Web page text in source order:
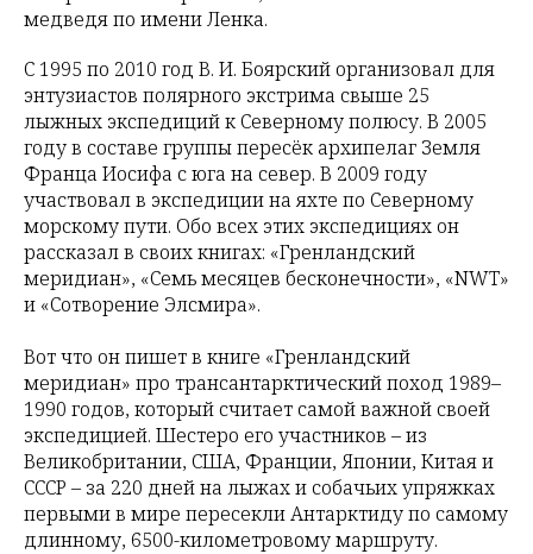
медведя по имени Ленка.
С 1995 по 2010 год В. И. Боярский организовал для
энтузиастов полярного экстрима свыше 25
лыжных экспедиций к Северному полюсу. В 2005
году в составе группы пересёк архипелаг Земля
Франца Иосифа с юга на север. В 2009 году
участвовал в экспедиции на яхте по Северному
морскому пути. Обо всех этих экспедициях он
рассказал в своих книгах: «Гренландский
меридиан», «Семь месяцев бесконечности», «NWT»
и «Сотворение Элсмира».
Вот что он пишет в книге «Гренландский
меридиан» про трансантарктический поход 1989–
1990 годов, который считает самой важной своей
экспедицией. Шестеро его участников – из
Великобритании, США, Франции, Японии, Китая и
СССР – за 220 дней на лыжах и собачьих упряжках
первыми в мире пересекли Антарктиду по самому
длинному, 6500-километровому маршруту.